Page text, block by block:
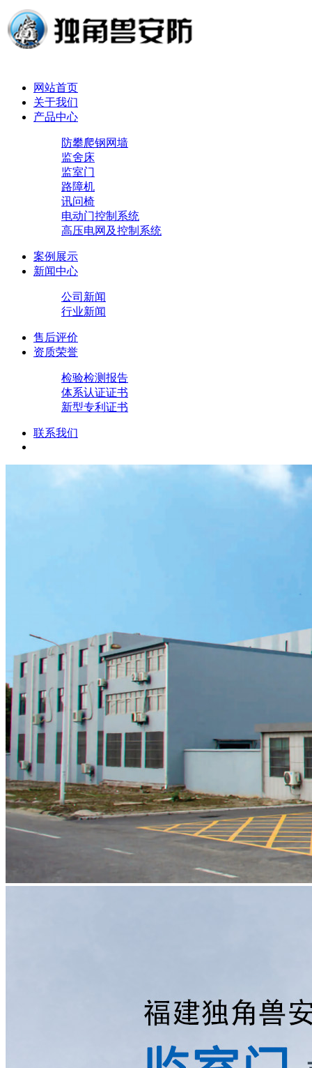
网站首页
关于我们
产品中心
防攀爬钢网墙
监舍床
监室门
路障机
讯问椅
电动门控制系统
高压电网及控制系统
案例展示
新闻中心
公司新闻
行业新闻
售后评价
资质荣誉
检验检测报告
体系认证证书
新型专利证书
联系我们